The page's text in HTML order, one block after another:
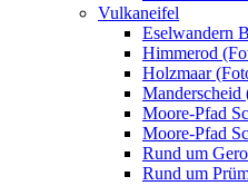
Vulkaneifel
Eselwandern
Himmerod
Holzmaar
Manderscheid
Moore-Pfad
Moore-Pfad
Rund um
Rund um